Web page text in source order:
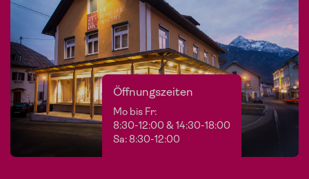
Öffnungszeiten
Mo bis Fr:
8:30-12:00 & 14:30-18:00
Sa: 8:30-12:00